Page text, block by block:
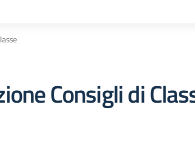
Consigli di